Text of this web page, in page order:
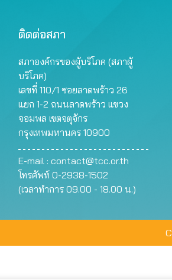
ติดต่อสภา
สภาองค์กรของผู้บริโภค (สภาผู้
บริโภค)
เลขที่ 110/1 ซอยลาดพร้าว 26
แยก 1-2 ถนนลาดพร้าว แขวง
จอมพล เขตจตุจักร
กรุงเทพมหานคร 10900
E-mail : contact@tcc.or.th
โทรศัพท์ 0-2938-1502
(เวลาทำการ 09.00 - 18.00 น.)